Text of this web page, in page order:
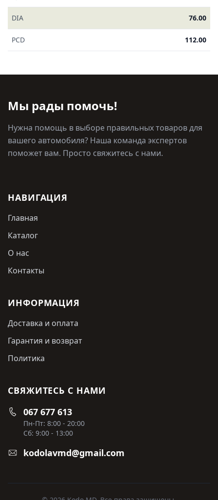
DIA 76.00
PCD 112.00
Мы рады помочь!
Нужна помощь в выборе правильных товаров для
вашего автомобиля? Наша команда экспертов
поможет вам. Просто свяжитесь с нами.
НАВИГАЦИЯ
Главная
Каталог
О нас
Контакты
ИНФОРМАЦИЯ
Доставка и оплата
Гарантия и возврат
Политика
СВЯЖИТЕСЬ С НАМИ
067 677 613
Пн-Пт: 8:00 - 20:00
Сб: 9:00 - 13:00
kodolavmd@gmail.com